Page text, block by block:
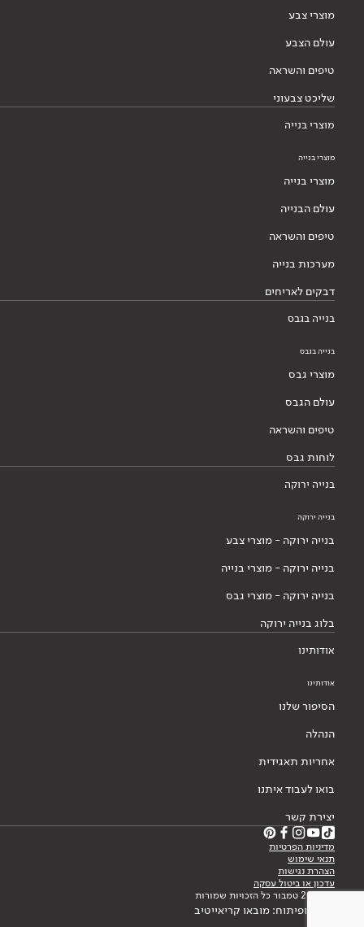
מוצרי צבע
עולם הצבע
טיפים והשראה
שליכט צבעוני
מוצרי בנייה
מוצרי בנייה
מוצרי בנייה
עולם הבנייה
טיפים והשראה
מערכות בנייה
דבקים לאריחים
בנייה בגבס
בנייה בגבס
מוצרי גבס
עולם הגבס
טיפים והשראה
לוחות גבס
בנייה ירוקה
בנייה ירוקה
בנייה ירוקה - מוצרי צבע
בנייה ירוקה - מוצרי בנייה
בנייה ירוקה - מוצרי גבס
בלוג בנייה ירוקה
אודותינו
אודותינו
הסיפור שלנו
הנהלה
אחריות תאגידית
בואו לעבוד איתנו
יצירת קשר
מדיניות הפרטיות
תנאי שימוש
הצהרת נגישות
עדכון או ביטול עסקה
© 2026 טמבור כל הזכויות שמורות
עיצוב ופיתוח: מובאו קריאייטיב